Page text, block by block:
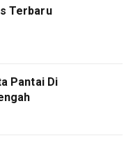
Terbaru
Pantai Di